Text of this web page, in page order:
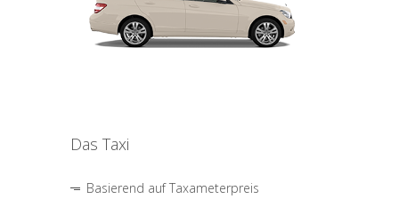
Das Taxi
Basierend auf Taxameterpreis